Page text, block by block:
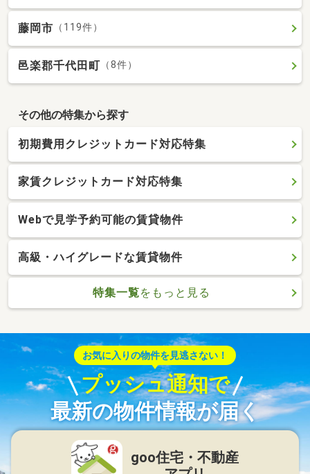
藤岡市 （119件）
邑楽郡千代田町 （8件）
その他の特集から探す
初期費用クレジットカード対応特集
家賃クレジットカード対応特集
Webで見学予約可能の賃貸物件
高級・ハイグレードな賃貸物件
特集一覧をもっと見る
お気に入りの物件を見逃さない！
プッシュ通知で
最新の物件情報が届く
goo住宅・不動産